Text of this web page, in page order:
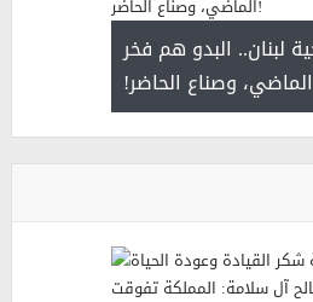
لبنان.. البدو هم فخر
الماضي، وصناع الحاضر!